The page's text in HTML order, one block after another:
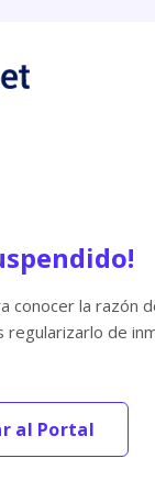
conocer la razón
regularizarlo de
al Portal